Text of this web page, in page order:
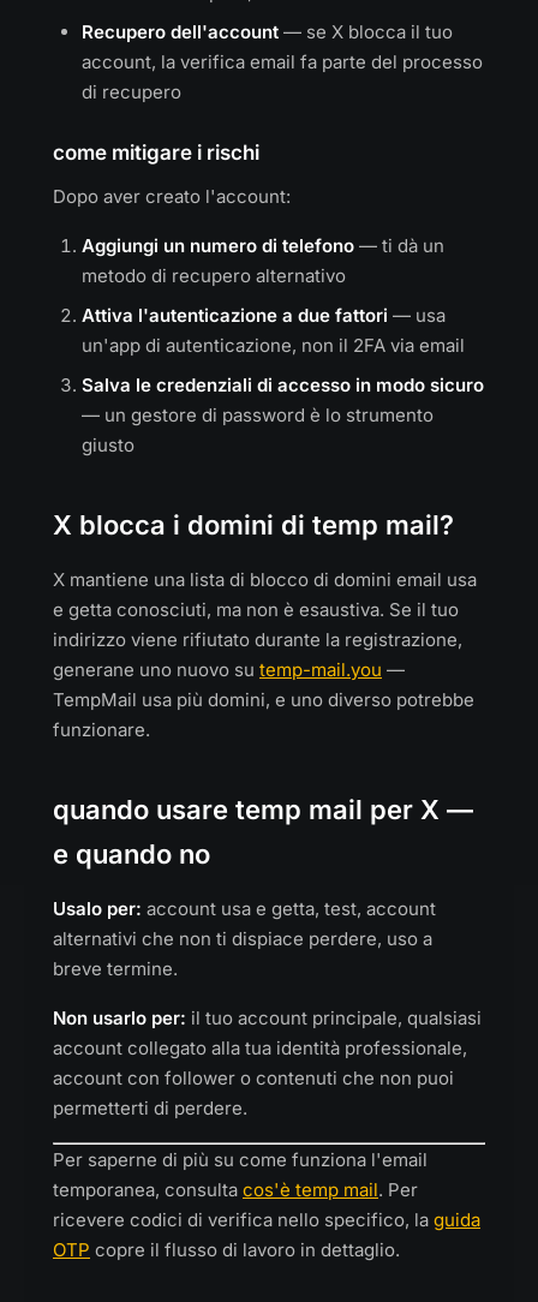
Recupero dell'account — se X blocca il tuo
account, la verifica email fa parte del processo
di recupero
come mitigare i rischi
Dopo aver creato l'account:
Aggiungi un numero di telefono — ti dà un
metodo di recupero alternativo
Attiva l'autenticazione a due fattori — usa
un'app di autenticazione, non il 2FA via email
Salva le credenziali di accesso in modo sicuro
— un gestore di password è lo strumento
giusto
X blocca i domini di temp mail?
X mantiene una lista di blocco di domini email usa
e getta conosciuti, ma non è esaustiva. Se il tuo
indirizzo viene rifiutato durante la registrazione,
generane uno nuovo su temp-mail.you —
TempMail usa più domini, e uno diverso potrebbe
funzionare.
quando usare temp mail per X —
e quando no
Usalo per: account usa e getta, test, account
alternativi che non ti dispiace perdere, uso a
breve termine.
Non usarlo per: il tuo account principale, qualsiasi
account collegato alla tua identità professionale,
account con follower o contenuti che non puoi
permetterti di perdere.
Per saperne di più su come funziona l'email
temporanea, consulta cos'è temp mail. Per
ricevere codici di verifica nello specifico, la guida
OTP copre il flusso di lavoro in dettaglio.